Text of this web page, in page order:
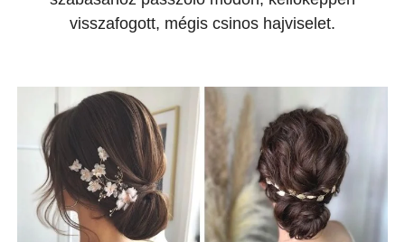
visszafogott, mégis csinos hajviselet.